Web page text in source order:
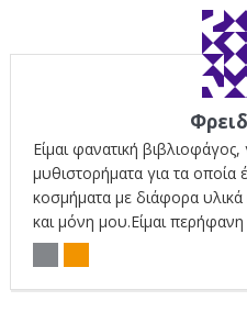
Είμαι φανατική
μυθιστορήματα για τα οποία
κοσμήματα με διάφορα
και μόνη μου.Είμαι